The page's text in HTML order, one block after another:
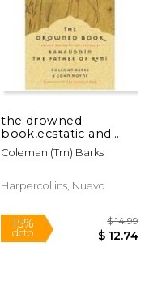
15%
the drowned
book,ecstatic and
earthy reflections of
bahauddin, the father
Coleman (trn) Barks
Harpercollins, Nuevo